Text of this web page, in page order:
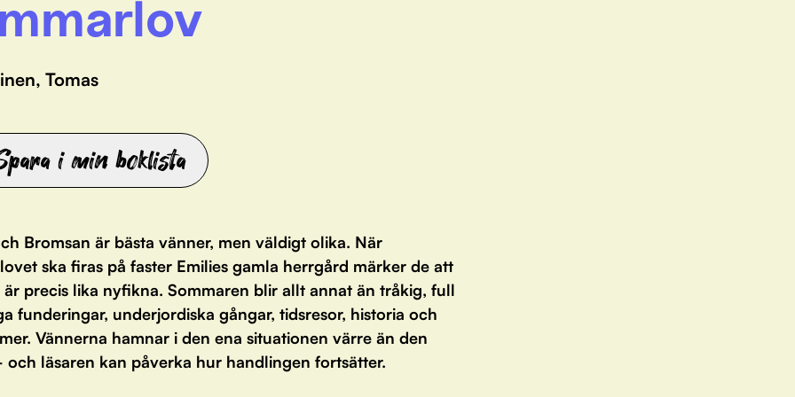
Tomas
i min boklista
Bromsan är bästa vänner, men väldigt olika. När
ska firas på faster Emilies gamla herrgård märker de att
är precis lika nyfikna. Sommaren blir allt annat än tråkig, full
funderingar, underjordiska gångar, tidsresor, historia och
Vännerna hamnar i den ena situationen värre än den
läsaren kan påverka hur handlingen fortsätter.